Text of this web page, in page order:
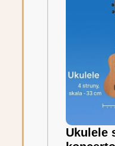
Ukulele